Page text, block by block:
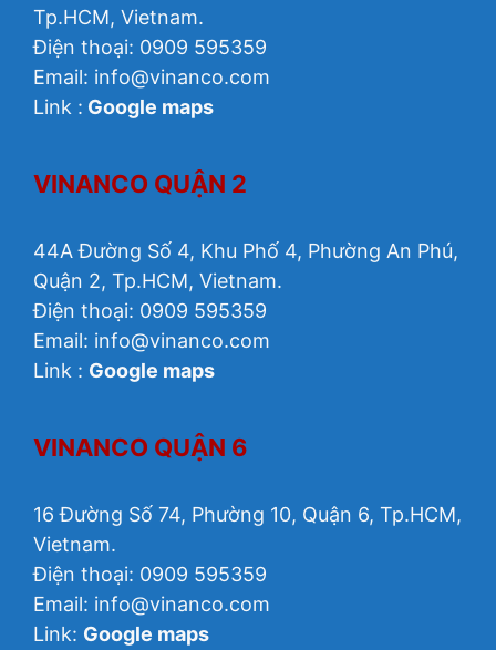
Tp.HCM, Vietnam.
Điện thoại: 0909 595359
Email: info@vinanco.com
Link : Google maps
VINANCO QUẬN 2
44A Đường Số 4, Khu Phố 4, Phường An Phú,
Quận 2, Tp.HCM, Vietnam.
Điện thoại: 0909 595359
Email: info@vinanco.com
Link : Google maps
VINANCO QUẬN 6
16 Đường Số 74, Phường 10, Quận 6, Tp.HCM,
Vietnam.
Điện thoại: 0909 595359
Email: info@vinanco.com
Link: Google maps